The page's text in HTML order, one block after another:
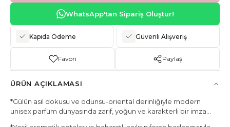
WhatsApp'tan Sipariş Oluştur!
Kapıda Ödeme Güvenli Alışveriş
Favori Paylaş
ÜRÜN AÇIKLAMASI
*Gülün asil dokusu ve odunsu-oriental derinliğiyle modern
unisex parfüm dünyasında zarif, yoğun ve karakterli bir imza…